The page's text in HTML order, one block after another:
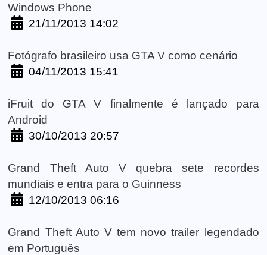
Windows Phone
21/11/2013 14:02
Fotógrafo brasileiro usa GTA V como cenário
04/11/2013 15:41
iFruit do GTA V finalmente é lançado para
Android
30/10/2013 20:57
Grand Theft Auto V quebra sete recordes
mundiais e entra para o Guinness
12/10/2013 06:16
Grand Theft Auto V tem novo trailer legendado
em Português